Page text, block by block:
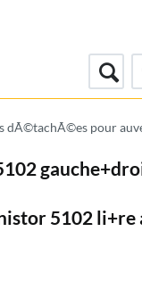
dÃ©tachÃ©es pour
5102